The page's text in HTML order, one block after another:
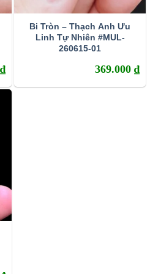
ốm đau có thể đeo vòng thạch
sức đề kháng
anh rêu còn được coi là một
thể tăng khả năng tập trung
cao hiệu quả công việc
ngày.
₫
Bi Tròn – Thạch Anh Ưu
Linh Tự Nhiên #MUL-
260615-01
369.000 ₫